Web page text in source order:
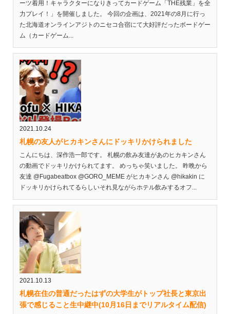
ーツ着用！キャラクターになりきってカードゲーム「THE残業」を全
力プレイ！」を開催しました。 今回の企画は、2021年の8月に行っ
た北海道オンラインアジトのニセコ合宿にて大好評だったボードゲー
ム（カードゲーム...
2021.10.24
札幌の友人がヒカキンさんにドッキリかけられました
こんにちは、深作浩一郎です。 札幌の飲み友達があのヒカキンさん
の動画でドッキリかけられてます。 めっちゃ笑いました。 昨晩から
友達 @Fugabeatbox @GORO_MEME がヒカキンさん @hikakin に
ドッキリかけられてるらしいそれ見ながらホテル飲みするオフ...
2021.10.13
札幌在住の普通だったはずの大学生がトップ社長と東京出
張で感じること生中継中(10月16日までリアルタイム配信)